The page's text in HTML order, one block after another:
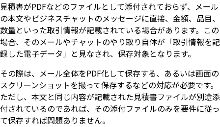
見積書がPDFなどのファイルとして添付されておらず、メール
の本文やビジネスチャットのメッセージに直接、金額、品目、
数量といった取引情報が記載されている場合があります。この
場合、そのメールやチャットのやり取り自体が「取引情報を記
録した電子データ」と見なされ、保存対象となります。
その際は、メール全体をPDF化して保存する、あるいは画面の
スクリーンショットを撮って保存するなどの対応が必要です。
ただし、本文と同じ内容が記載された見積書ファイルが別途添
付されているのであれば、その添付ファイルのみを要件に従っ
て保存すれば問題ありません。